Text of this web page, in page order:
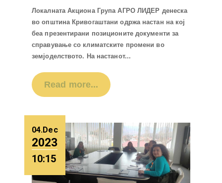
Локалната Акциона Група АГРО ЛИДЕР денеска
во општина Кривогаштани одржа настан на кој
беа презентирани позиционите документи за
справување со климатските промени во
земјоделството. На настанот...
Read more...
04.Dec
2023
10:15